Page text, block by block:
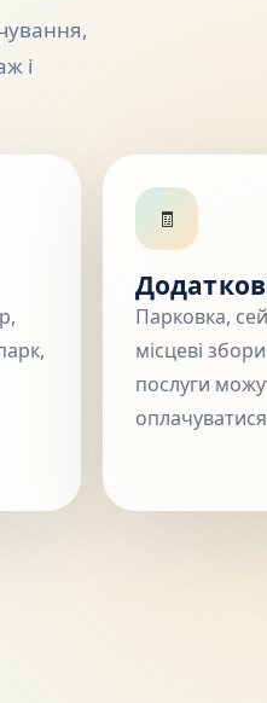
і
🧾
Парковка,
місцеві
послуги